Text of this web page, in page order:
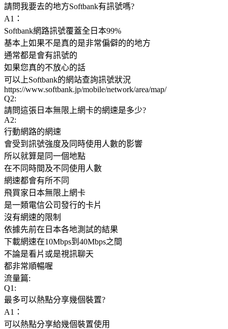
請問我要去的地方Softbank有訊號嗎?
A1：
Softbank網路訊號覆蓋全日本99%
基本上如果不是真的是非常偏僻的的地方
通常都是會有訊號的
如果您真的不放心的話
可以上Softbank的網站查詢訊號狀況
https://www.softbank.jp/mobile/network/area/map/
Q2:
請問這張日本無限上網卡的網速是多少?
A2:
行動網路的網速
會受到訊號強度及同時使用人數的影響
所以就算是同一個地點
在不同時間及不同使用人數
網速都會有所不同
飛買家日本無限上網卡
是一類電信公司發行的卡片
沒有網速的限制
依據先前在日本各地測試的結果
下載網速在10Mbps到40Mbps之間
不論是看片或是視訊聊天
都非常順暢喔
流量篇:
Q1:
最多可以熱點分享幾個裝置?
A1：
可以熱點分享給幾個裝置使用